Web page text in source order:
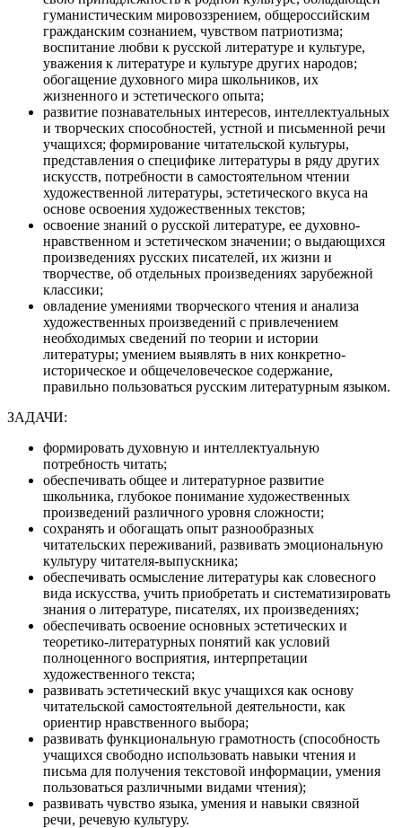
гуманистическим мировоззрением, общероссийским
гражданским сознанием, чувством патриотизма;
воспитание любви к русской литературе и культуре,
уважения к литературе и культуре других народов;
обогащение духовного мира школьников, их
жизненного и эстетического опыта;
развитие познавательных интересов, интеллектуальных
и творческих способностей, устной и письменной речи
учащихся; формирование читательской культуры,
представления о специфике литературы в ряду других
искусств, потребности в самостоятельном чтении
художественной литературы, эстетического вкуса на
основе освоения художественных текстов;
освоение знаний о русской литературе, ее духовно-
нравственном и эстетическом значении; о выдающихся
произведениях русских писателей, их жизни и
творчестве, об отдельных произведениях зарубежной
классики;
овладение умениями творческого чтения и анализа
художественных произведений с привлечением
необходимых сведений по теории и истории
литературы; умением выявлять в них конкретно-
историческое и общечеловеческое содержание,
правильно пользоваться русским литературным языком.
ЗАДАЧИ:
формировать духовную и интеллектуальную
потребность читать;
обеспечивать общее и литературное развитие
школьника, глубокое понимание художественных
произведений различного уровня сложности;
сохранять и обогащать опыт разнообразных
читательских переживаний, развивать эмоциональную
культуру читателя-выпускника;
обеспечивать осмысление литературы как словесного
вида искусства, учить приобретать и систематизировать
знания о литературе, писателях, их произведениях;
обеспечивать освоение основных эстетических и
теоретико-литературных понятий как условий
полноценного восприятия, интерпретации
художественного текста;
развивать эстетический вкус учащихся как основу
читательской самостоятельной деятельности, как
ориентир нравственного выбора;
развивать функциональную грамотность (способность
учащихся свободно использовать навыки чтения и
письма для получения текстовой информации, умения
пользоваться различными видами чтения);
развивать чувство языка, умения и навыки связной
речи, речевую культуру.